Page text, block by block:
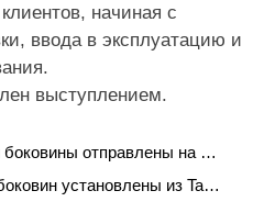
начиная с
ввода в эксплуатацию и
выступлением.
отправлены на строительную площадку в Японии
установлены из Tata Steel.